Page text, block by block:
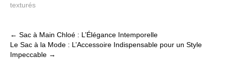
texturés
Post
navigation
← Sac à Main Chloé : L’Élégance Intemporelle
Le Sac à la Mode : L’Accessoire Indispensable pour un Style
Impeccable →